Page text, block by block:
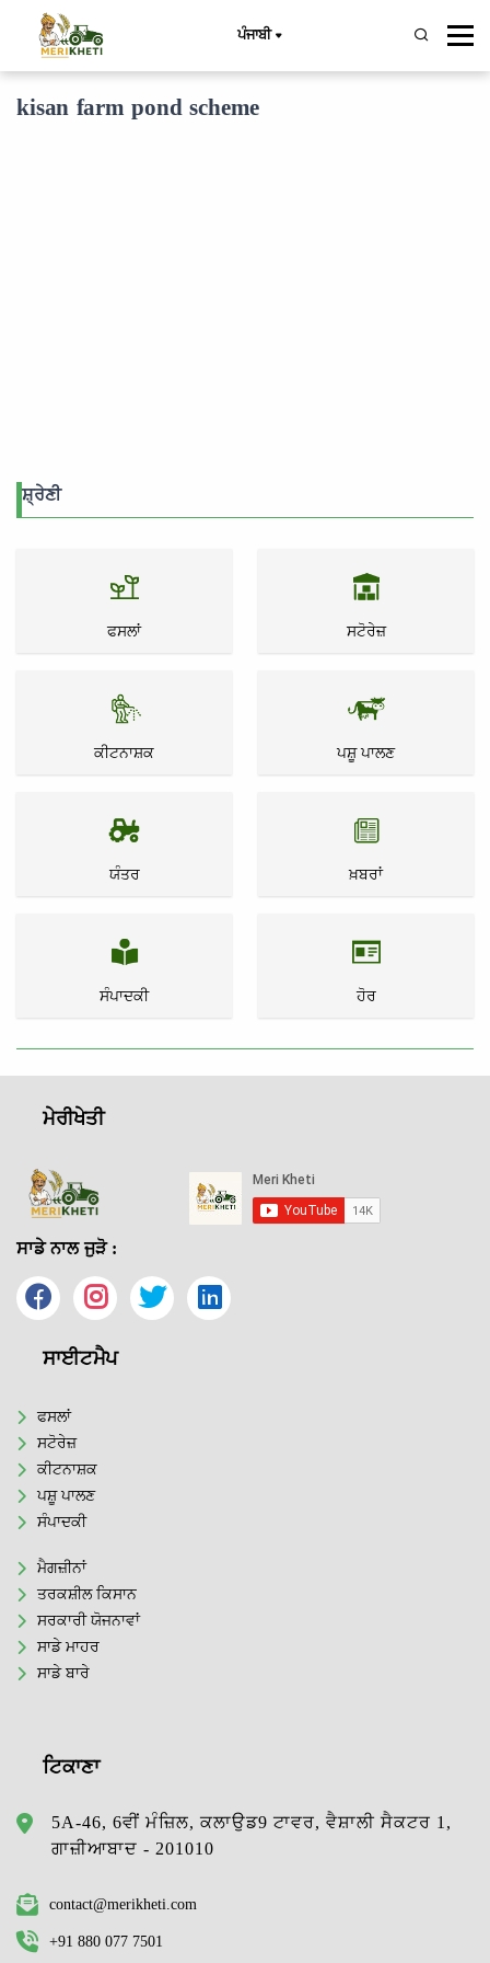
ਪੰਜਾਬੀ
kisan farm pond scheme
ਸ਼੍ਰੇਣੀ
ਫਸਲਾਂ ਸਟੋਰੇਜ਼
ਕੀਟਨਾਸ਼ਕ ਪਸ਼ੂ ਪਾਲਣ
ਯੰਤਰ ਖ਼ਬਰਾਂ
ਸੰਪਾਦਕੀ ਹੋਰ
ਮੇਰੀਖੇਤੀ
ਸਾਡੇ ਨਾਲ ਜੁੜੋ :
ਸਾਈਟਮੈਪ
ਫਸਲਾਂ
ਸਟੋਰੇਜ਼
ਕੀਟਨਾਸ਼ਕ
ਪਸ਼ੂ ਪਾਲਣ
ਸੰਪਾਦਕੀ
ਮੈਗਜ਼ੀਨਾਂ
ਤਰਕਸ਼ੀਲ ਕਿਸਾਨ
ਸਰਕਾਰੀ ਯੋਜਨਾਵਾਂ
ਸਾਡੇ ਮਾਹਰ
ਸਾਡੇ ਬਾਰੇ
ਟਿਕਾਣਾ
5A-46, 6ਵੀਂ ਮੰਜ਼ਿਲ, ਕਲਾਉਡ9 ਟਾਵਰ, ਵੈਸ਼ਾਲੀ ਸੈਕਟਰ 1,
ਗਾਜ਼ੀਆਬਾਦ - 201010
contact@merikheti.com
+91 880 077 7501